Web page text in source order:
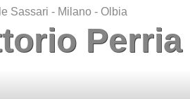
Sassari - Milano - Olbia
Perria